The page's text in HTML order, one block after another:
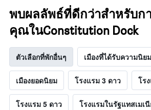
พบผลลัพธ์ที่ดีกว่าสำหรับก
คุณในConstitution Dock
ตัวเลือกที่พักอื่นๆ เมืองที่ได้รับความนิย
เมืองยอดนิยม โรงแรม 3 ดาว โร
โรงแรม 5 ดาว โรงแรมในรัฐแทสเมเ